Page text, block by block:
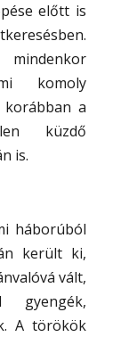
előtt is
mindenkor
komoly
a
küzdő
is.
háborúból
került ki,
vált,
A törökök